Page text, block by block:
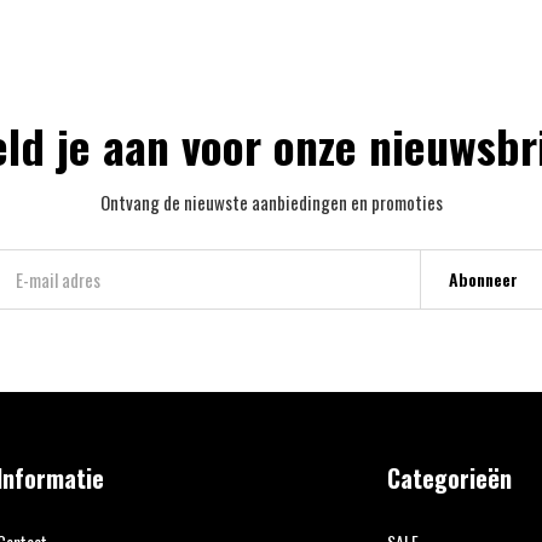
je aan voor onze
Ontvang de nieuwste aanbiedingen en promoties
Abonneer
Categorieën